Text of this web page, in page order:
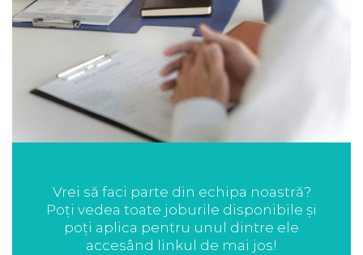
Vrei să faci parte din echipa noastră?
Poți vedea toate joburile disponibile și
poți aplica pentru unul dintre ele
accesând linkul de mai jos!